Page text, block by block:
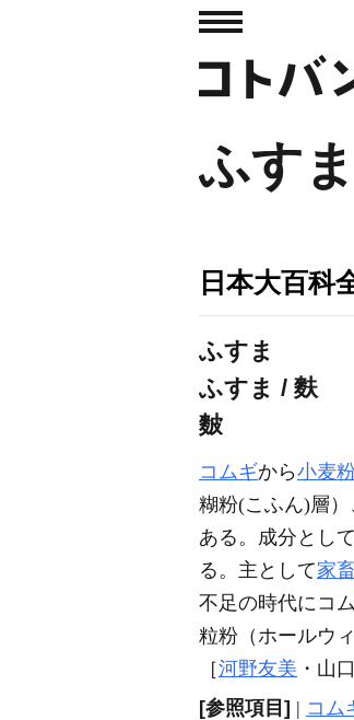
ふすま
日本大百科
ふすま
ふすま / 麩
麬
コムギから小麦粉
糊粉(こふん)層）
ある。成分とし
る。主として家
不足の時代にコ
粒粉（ホールウ
［河野友美 ・山
[参照項目] | コム